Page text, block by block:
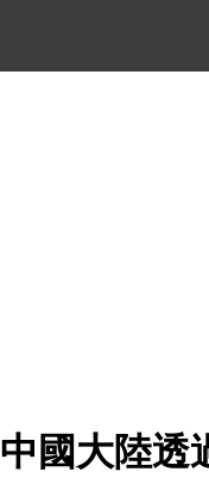
中國大陸透